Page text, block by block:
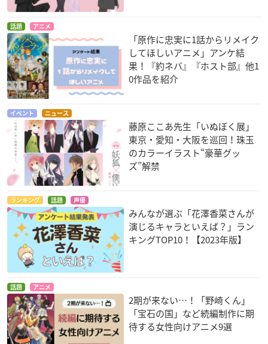
話題 アニメ
「原作に忠実に1話からリメイク
してほしいアニメ」アンケ結
果！『約ネバ』『ホスト部』他1
0作品を紹介
イベント ニュース
藤原ここあ先生「いぬぼく展」
東京・愛知・大阪を巡回！珠玉
のカラーイラスト“豪華グッ
ズ”解禁
ランキング 話題 声優
みんなが選ぶ「花澤香菜さんが
演じるキャラといえば？」ラン
キングTOP10！【2023年版】
話題 アニメ
2期が来ない…！「野崎くん」
「宝石の国」など続編制作に期
待する女性向けアニメ9選